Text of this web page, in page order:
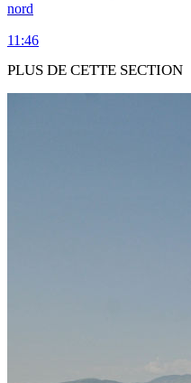
nord
11:46
PLUS DE CETTE SECTION